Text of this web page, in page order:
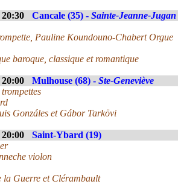
20:30 Cancale (35) - Sainte-Jeanne-Jugan
Pauline Koundouno-Chabert Orgue
baroque, classique et romantique
20:00 Mulhouse (68) - Ste-Geneviève
Gonzáles et Gábor Tarkövi
20:00
Saint-Ybard (19)
violon
la Guerre et Clérambault